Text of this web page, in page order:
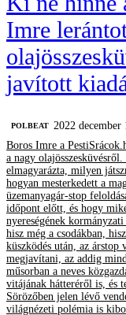
Imre
javított
‎POLBEAT
2022 december
Boros Imre a
a nagy
elmagyarázta, milyen
hogyan mesterkedett a
üzemanyagár-stop
időpont előtt, és hogy
nyereségének
hisz még a csodákban,
küszködés után, az árstop
megjavítani, az addig
műsorban a neves
vitájának hátteréről is, és
Sörözőben jelen lévő
világnézeti polémia is